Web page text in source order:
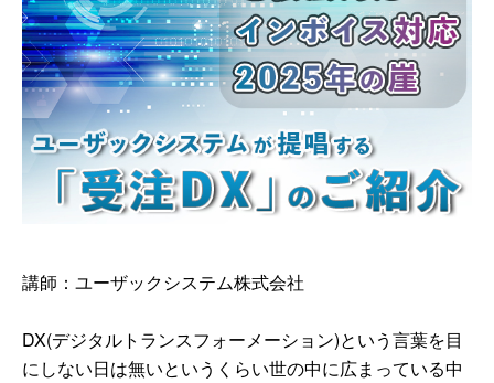
講師：ユーザックシステム株式会社
DX(デジタルトランスフォーメーション)という言葉を目
にしない日は無いというくらい世の中に広まっている中